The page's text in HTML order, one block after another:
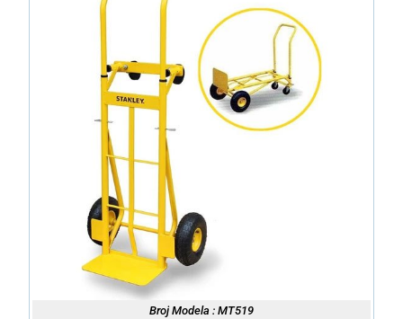
Broj Modela : MT519